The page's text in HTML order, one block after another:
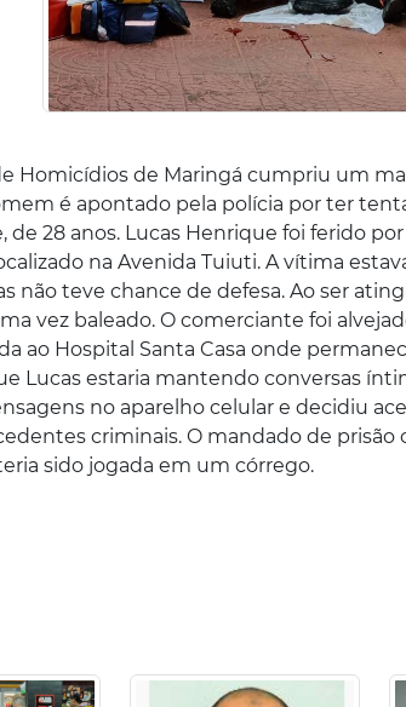
Homicídios de Maringá cumpriu um
é apontado pela polícia por ter
de 28 anos. Lucas Henrique foi ferido
na Avenida Tuiuti. A vítima
não teve chance de defesa. Ao ser
vez baleado. O comerciante foi
ao Hospital Santa Casa onde
Lucas estaria mantendo conversas
no aparelho celular e decidiu
criminais. O mandado de
sido jogada em um córrego.